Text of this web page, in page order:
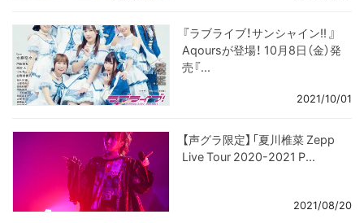
『ラブライブ！サンシャイン!! 』
Aqoursが登場！ 10月8日（金）発
売『...
2021/10/01
【声グラ限定】「夏川椎菜 Zepp
Live Tour 2020-2021 P...
2021/08/20